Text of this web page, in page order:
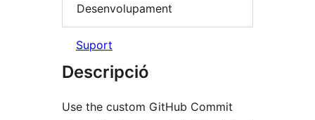
Desenvolupament
Suport
Descripció
Use the custom GitHub Commit